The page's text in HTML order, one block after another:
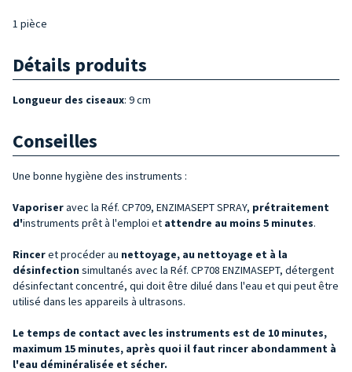
1 pièce
Détails produits
Longueur des ciseaux: 9 cm
Conseilles
Une bonne hygiène des instruments :
Vaporiseravec la Réf. CP709, ENZIMASEPT SPRAY, prétraitement
d'instruments prêt à l'emploi et attendre au moins 5 minutes.
Rinceret procéder au nettoyage, au nettoyage et à la
désinfection simultanés avec la Réf. CP708 ENZIMASEPT, détergent
désinfectant concentré, qui doit être dilué dans l'eau et qui peut être
utilisé dans les appareils à ultrasons.
Le temps de contact avec les instruments est de 10 minutes,
maximum 15 minutes, après quoi il faut rincer abondamment à
l'eau déminéralisée et sécher.